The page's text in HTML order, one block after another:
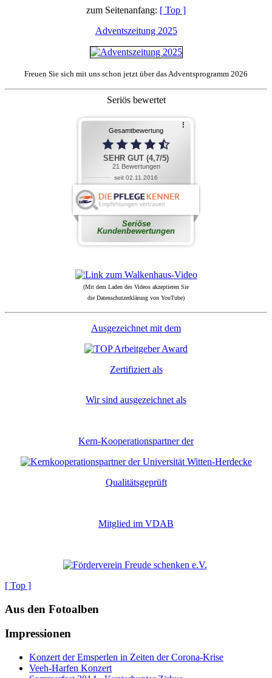
zum Seitenanfang: [ Top ]
Adventszeitung 2025
Freuen Sie sich mit uns schon jetzt über das Adventsprogramm 2026
Seriös bewertet
(Mit dem Laden des Videos akzeptieren Sie
die Datenschutzerklärung von YouTube)
Ausgezeichnet mit dem
Zertifiziert als
Wir sind ausgezeichnet als
Kern-Kooperationspartner der
Qualitätsgeprüft
Mitglied im VDAB
[ Top ]
Aus den Fotoalben
Impressionen
Konzert der Emsperlen in Zeiten der Corona-Krise
Veeh-Harfen Konzert